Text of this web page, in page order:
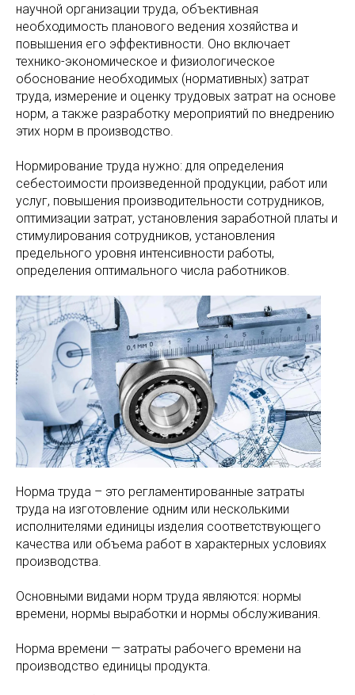
научной организации труда, объективная
необходимость планового ведения хозяйства и
повышения его эффективности. Оно включает
технико-экономическое и физиологическое
обоснование необходимых (нормативных) затрат
труда, измерение и оценку трудовых затрат на основе
норм, а также разработку мероприятий по внедрению
этих норм в производство.
Нормирование труда нужно: для определения
себестоимости произведенной продукции, работ или
услуг, повышения производительности сотрудников,
оптимизации затрат, установления заработной платы и
стимулирования сотрудников, установления
предельного уровня интенсивности работы,
определения оптимального числа работников.
Норма труда – это регламентированные затраты
труда на изготовление одним или несколькими
исполнителями единицы изделия соответствующего
качества или объема работ в характерных условиях
производства.
Основными видами норм труда являются: нормы
времени, нормы выработки и нормы обслуживания.
Норма времени — затраты рабочего времени на
производство единицы продукта.